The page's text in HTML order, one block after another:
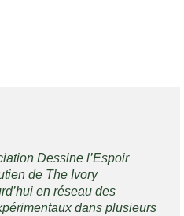
Dessine l’Espoir
de The Ivory
en réseau des
dans plusieurs